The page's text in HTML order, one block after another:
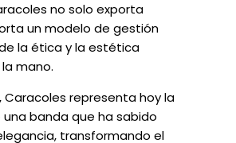
no solo exporta
un modelo de gestión
la ética y la estética
mano.
Caracoles representa hoy la
banda que ha sabido
transformando el